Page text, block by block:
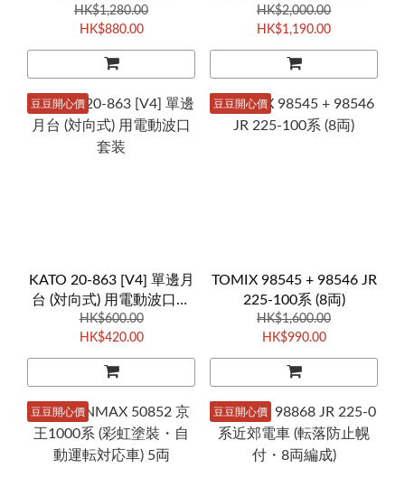
Railroad 100 Years #4328
HK$1,280.00
HK$880.00
成 (京成カラー) 6両
HK$2,000.00
HK$1,190.00
豆豆開心價
KATO 20-863 [V4] 單邊月
台 (対向式) 用電動波口套
装
HK$600.00
HK$420.00
豆豆開心價
TOMIX 98545 + 98546 JR
225-100系 (8両)
HK$1,600.00
HK$990.00
豆豆開心價 豆豆開心價